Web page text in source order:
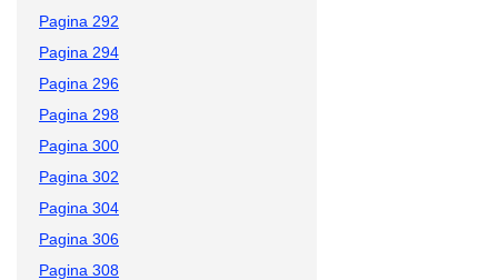
Pagina 292
Pagina 294
Pagina 296
Pagina 298
Pagina 300
Pagina 302
Pagina 304
Pagina 306
Pagina 308